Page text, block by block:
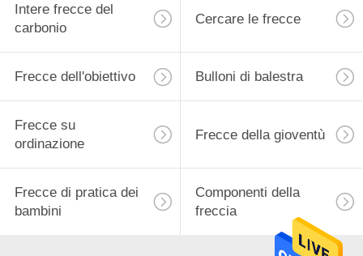
Intere frecce del
carbonio
Cercare le frecce
Frecce dell'obiettivo Bulloni di balestra
Frecce su
ordinazione
Frecce della gioventù
Frecce di pratica dei
bambini
Componenti della
freccia